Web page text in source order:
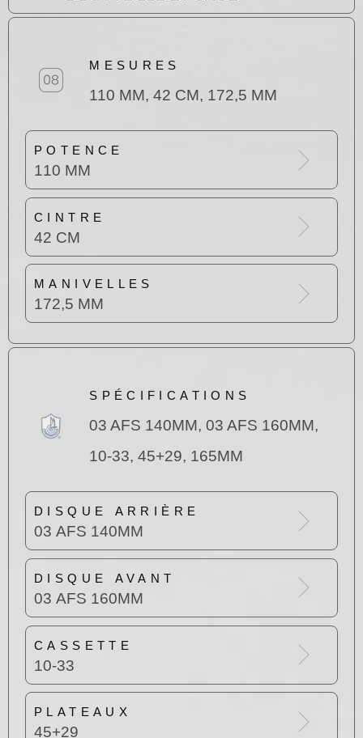
MESURES
110 MM, 42 CM, 172,5 MM
POTENCE
110 MM
CINTRE
42 CM
MANIVELLES
172,5 MM
SPÉCIFICATIONS
03 AFS 140MM, 03 AFS 160MM,
10-33, 45+29, 165MM
DISQUE ARRIÈRE
03 AFS 140MM
DISQUE AVANT
03 AFS 160MM
CASSETTE
10-33
PLATEAUX
45+29